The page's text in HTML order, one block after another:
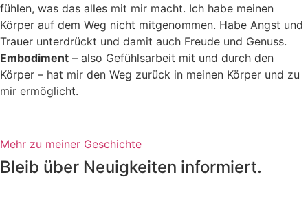
fühlen, was das alles mit mir macht. Ich habe meinen
Körper auf dem Weg nicht mitgenommen. Habe Angst und
Trauer unterdrückt und damit auch Freude und Genuss.
Embodiment – also Gefühlsarbeit mit und durch den
Körper – hat mir den Weg zurück in meinen Körper und zu
mir ermöglicht.
Mehr zu meiner Geschichte
Bleib über Neuigkeiten informiert.